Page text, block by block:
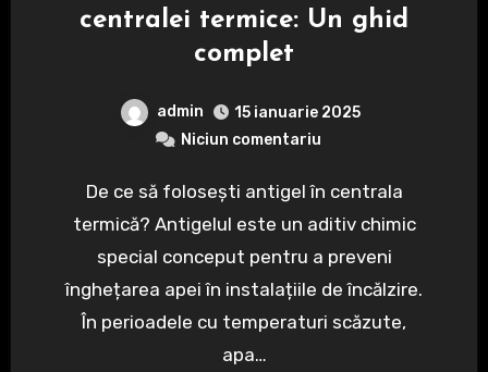
centralei termice: Un ghid
complet
admin
15 ianuarie 2025
Niciun comentariu
De ce să folosești antigel în centrala
termică? Antigelul este un aditiv chimic
special conceput pentru a preveni
înghețarea apei în instalațiile de încălzire.
În perioadele cu temperaturi scăzute,
apa…